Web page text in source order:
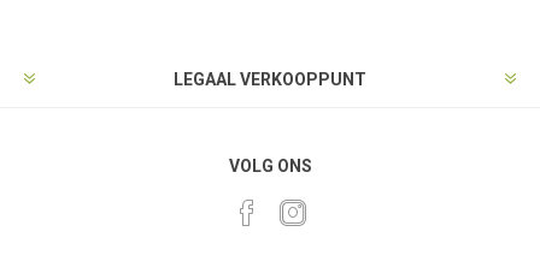
LEGAAL VERKOOPPUNT
VOLG ONS